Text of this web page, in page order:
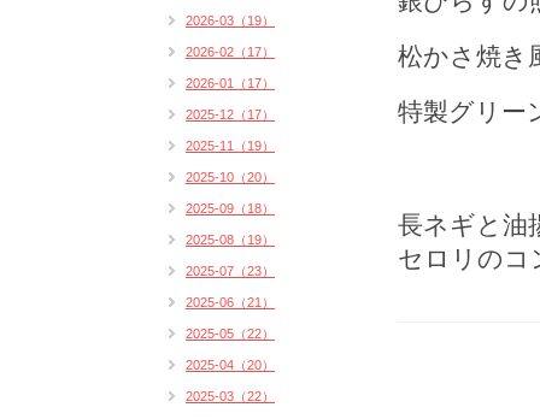
松かさ焼き
特製グリー
長ネギと油
セロリのコ
2026-03（19）
2026-02（17）
2026-01（17）
2025-12（17）
2025-11（19）
2025-10（20）
2025-09（18）
2025-08（19）
2025-07（23）
2025-06（21）
2025-05（22）
2025-04（20）
2025-03（22）